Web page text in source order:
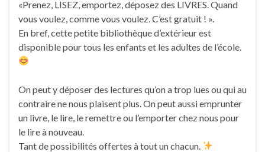
«Prenez, LISEZ, emportez, déposez des LIVRES. Quand
vous voulez, comme vous voulez. C’est gratuit ! ».
En bref, cette petite bibliothèque d’extérieur est
disponible pour tous les enfants et les adultes de l’école.
On peut y déposer des lectures qu’on a trop lues ou qui au
contraire ne nous plaisent plus. On peut aussi emprunter
un livre, le lire, le remettre ou l’emporter chez nous pour
le lire à nouveau.
Tant de possibilités offertes à tout un chacun.